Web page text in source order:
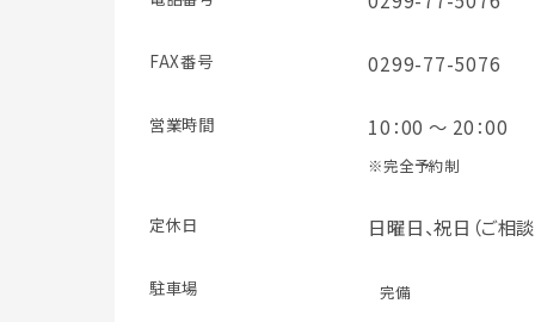
FAX番号 0299-77-5076
営業時間 10：00 ～ 20：00
※完全予約制
定休日 日曜日、祝日（ご相
駐車場 完備